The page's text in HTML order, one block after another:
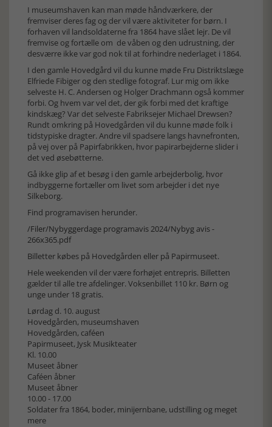
I museumshaven kan man møde håndværkere, der
fremviser deres fag og der vil være aktiviteter for børn. I
forhaven vil landsoldaterne fra 1864 have slået lejr. De vil
fremvise og fortælle om de våben og den udrustning, der
desværre ikke var god nok til at forhindre nederlaget i 1864.
I den gamle Hovedgård vil du kunne møde Fru Distriktslæge
Elfriede Fibiger og den stedlige fotograf. Lur mig om ikke
selveste H. C. Andersen og Holger Drachmann også kommer
forbi. Og hvem var vel det, der gik forbi med det kraftige
kindskæg? Var det selveste Fabriksejer Michael Drewsen?
Rundt omkring på Hovedgården vil du kunne møde folk i
tidstypiske dragter. Andre vil spadsere langs havnefronten,
på vej over på Papirfabrikken, hvor papirarbejderne slider i
det ved øsebøtterne.
Gå ikke glip af et besøg i den gamle arbejderbolig, hvor
indbyggerne fortæller om livet som arbejder i det nye
Silkeborg.
Find programavisen herunder.
/Filer/Nybyggerdage programavis 2024/Nybyg avis -
266x365.pdf
Billetter købes på Hovedgården eller på Papirmuseet.
Hele weekenden vil der være forhøjet entrepris. Billetten
gælder til alle tre afdelinger. Voksenbillet 110 kr. Børn og
unge under 18 gratis.
Lørdag d. 10. august
Hovedgården, museumshaven
Hovedgården, caféen
Papirmuseet, Jysk Musikteater
Kl. 10.00
Museet åbner
Caféen åbner
Museet åbner
10.00 - 17.00
Soldater fra 1864, boder, minijernbane, udstilling og meget
mere